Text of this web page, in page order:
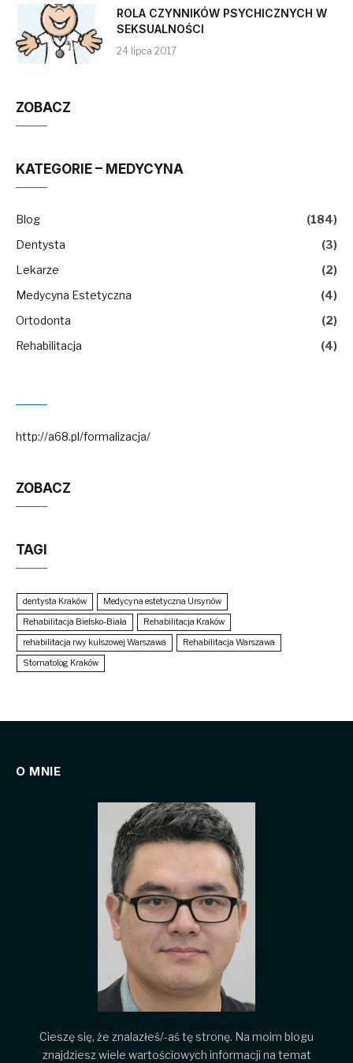
ROLA CZYNNIKÓW PSYCHICZNYCH W
SEKSUALNOŚCI
24 lipca 2017
ZOBACZ
KATEGORIE – MEDYCYNA
Blog
(184)
Dentysta
(3)
Lekarze
(2)
Medycyna Estetyczna
(4)
Ortodonta
(2)
Rehabilitacja
(4)
http://a68.pl/formalizacja/
ZOBACZ
TAGI
dentysta Kraków
Medycyna estetyczna Ursynów
Rehabilitacja Bielsko-Biała
Rehabilitacja Kraków
rehabilitacja rwy kulszowej Warszawa
Rehabilitacja Warszawa
Stomatolog Kraków
O MNIE
Cieszę się, że znalazłeś/-aś tę stronę. Na moim blogu
znajdziesz wiele wartościowych informacji na temat